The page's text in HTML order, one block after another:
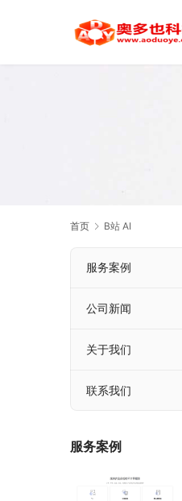
首页 B站 AI
服务案例
公司新闻
关于我们
联系我们
服务案例